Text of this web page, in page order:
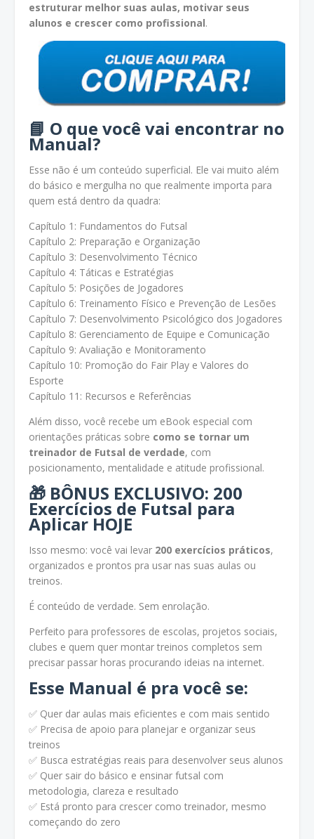
estruturar melhor suas aulas, motivar seus
alunos e crescer como profissional.
📘 O que você vai encontrar no
Manual?
Esse não é um conteúdo superficial. Ele vai muito além
do básico e mergulha no que realmente importa para
quem está dentro da quadra:
Capítulo 1: Fundamentos do Futsal
Capítulo 2: Preparação e Organização
Capítulo 3: Desenvolvimento Técnico
Capítulo 4: Táticas e Estratégias
Capítulo 5: Posições de Jogadores
Capítulo 6: Treinamento Físico e Prevenção de Lesões
Capítulo 7: Desenvolvimento Psicológico dos Jogadores
Capítulo 8: Gerenciamento de Equipe e Comunicação
Capítulo 9: Avaliação e Monitoramento
Capítulo 10: Promoção do Fair Play e Valores do
Esporte
Capítulo 11: Recursos e Referências
Além disso, você recebe um eBook especial com
orientações práticas sobre como se tornar um
treinador de Futsal de verdade, com
posicionamento, mentalidade e atitude profissional.
🎁 BÔNUS EXCLUSIVO: 200
Exercícios de Futsal para
Aplicar HOJE
Isso mesmo: você vai levar 200 exercícios práticos,
organizados e prontos pra usar nas suas aulas ou
treinos.
É conteúdo de verdade. Sem enrolação.
Perfeito para professores de escolas, projetos sociais,
clubes e quem quer montar treinos completos sem
precisar passar horas procurando ideias na internet.
Esse Manual é pra você se:
✅ Quer dar aulas mais eficientes e com mais sentido
✅ Precisa de apoio para planejar e organizar seus
treinos
✅ Busca estratégias reais para desenvolver seus alunos
✅ Quer sair do básico e ensinar futsal com
metodologia, clareza e resultado
✅ Está pronto para crescer como treinador, mesmo
começando do zero